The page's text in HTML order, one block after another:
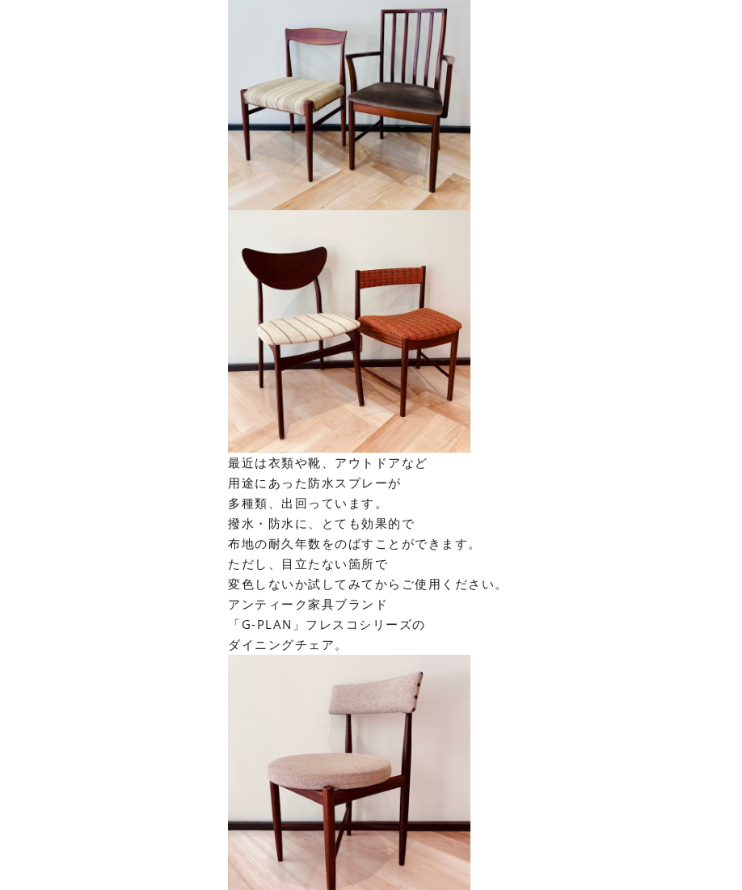
最近は衣類や靴、アウトドアなど
用途にあった防水スプレーが
多種類、出回っています。
撥水・防水に、とても効果的で
布地の耐久年数をのばすことができます。
ただし、目立たない箇所で
変色しないか試してみてからご使用ください。
アンティーク家具ブランド
「 G-PLAN 」フレスコシリーズの
ダイニングチェア。